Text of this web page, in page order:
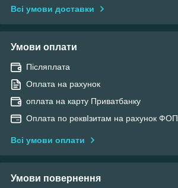
Всі умови доставки
Умови оплати
Післяплата
Оплата на рахунок
оплата на карту Приватбанку
Оплата по реквІзитам на рахунок ФОП
Всі умови оплати
Умови повернення